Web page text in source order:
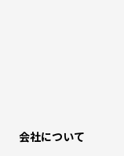
会社について